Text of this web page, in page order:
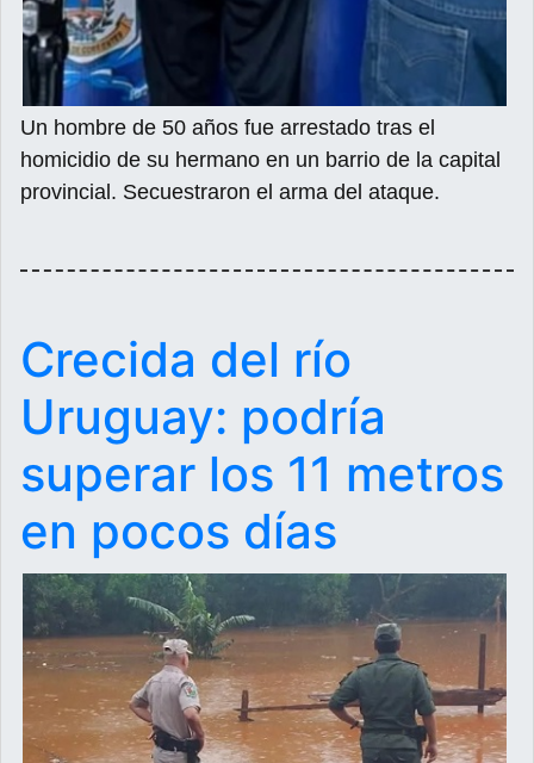
Un hombre de 50 años fue arrestado tras el
homicidio de su hermano en un barrio de la capital
provincial. Secuestraron el arma del ataque.
Crecida del río
Uruguay: podría
superar los 11 metros
en pocos días